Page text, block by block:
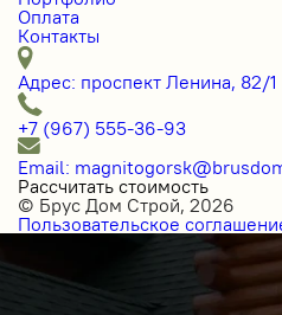
Оплата
Контакты
Адрес: проспект Ленина, 82/1
+7 (967) 555-36-93
Email:
Рассчитать стоимость
© Брус Дом Строй, 2026
Пользовательское